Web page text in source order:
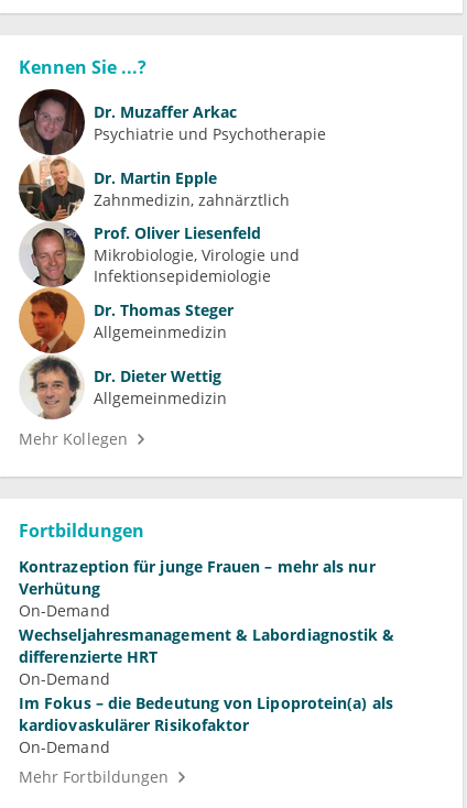
Kennen Sie ...?
Dr. Muzaffer Arkac
Psychiatrie und Psychotherapie
Dr. Martin Epple
Zahnmedizin, zahnärztlich
Prof. Oliver Liesenfeld
Mikrobiologie, Virologie und
Infektionsepidemiologie
Dr. Thomas Steger
Allgemeinmedizin
Dr. Dieter Wettig
Allgemeinmedizin
Mehr Kollegen
Fortbildungen
Kontrazeption für junge Frauen – mehr als nur
Verhütung
On-Demand
Wechseljahresmanagement & Labordiagnostik &
differenzierte HRT
On-Demand
Im Fokus – die Bedeutung von Lipoprotein(a) als
kardiovaskulärer Risikofaktor
On-Demand
Mehr Fortbildungen